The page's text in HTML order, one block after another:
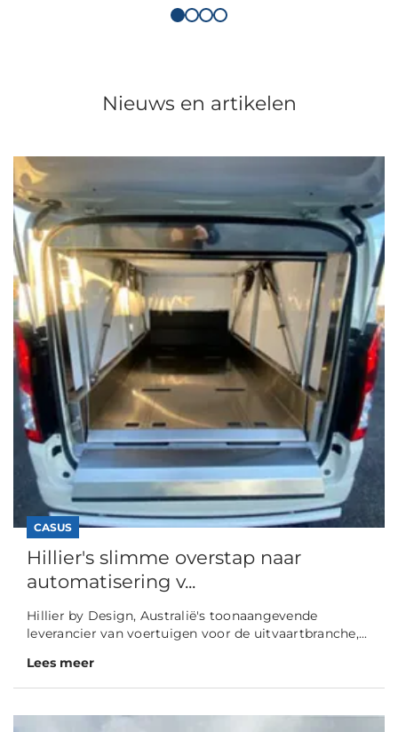
Nieuws en artikelen
CASUS
Hillier's slimme overstap naar
automatisering v...
Hillier by Design, Australië's toonaangevende
leverancier van voertuigen voor de uitvaartbranche,...
Lees meer